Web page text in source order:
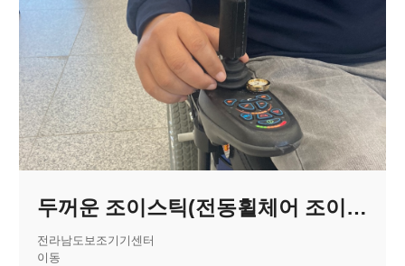
두꺼운 조이스틱(전동휠체어 조이스틱)
전라남도보조기기센터
이동